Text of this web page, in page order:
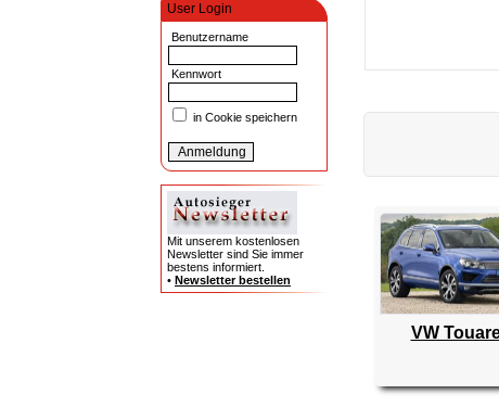
User Login
Benutzername
Kennwort
in Cookie speichern
Mit unserem kostenlosen
Newsletter sind Sie immer
bestens informiert.
• Newsletter bestellen
VW